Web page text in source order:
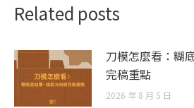
Related posts
刀模怎麼看：糊
完稿重點
2026 年 8 月 5 日